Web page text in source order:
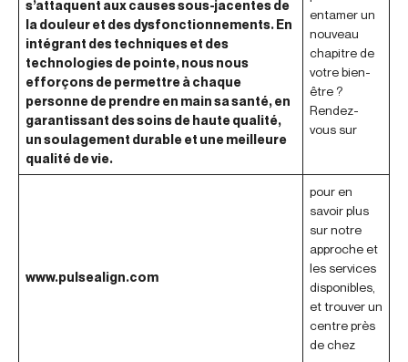
s’attaquent aux causes sous-jacentes de
la douleur et des dysfonctionnements. En
intégrant des techniques et des
technologies de pointe, nous nous
efforçons de permettre à chaque
personne de prendre en main sa santé, en
garantissant des soins de haute qualité,
un soulagement durable et une meilleure
qualité de vie.
entamer un
nouveau
chapitre de
votre bien-
être ?
Rendez-
vous sur
www.pulsealign.com
pour en
savoir plus
sur notre
approche et
les services
disponibles,
et trouver un
centre près
de chez